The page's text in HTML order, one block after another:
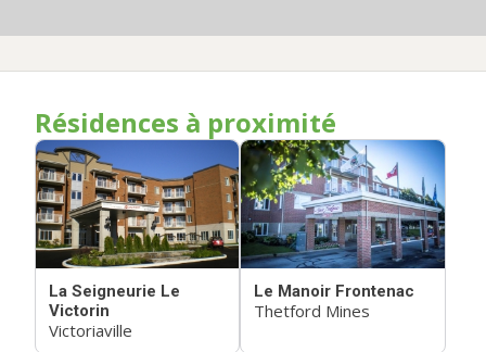
Résidences à proximité
La Seigneurie Le
Victorin
Victoriaville
Le Manoir Frontenac
Thetford Mines